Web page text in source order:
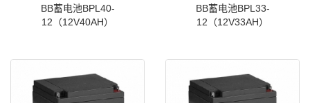
BB蓄电池BPL40-
12（12V40AH）
BB蓄电池BPL33-
12（12V33AH）